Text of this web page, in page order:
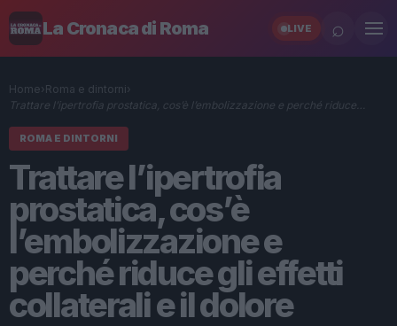
La Cronaca di Roma LIVE ⌕
Home› Roma e dintorni›
Trattare l’ipertrofia prostatica, cos’è l’embolizzazione e perché riduce…
ROMA E DINTORNI
Trattare l’ipertrofia
prostatica, cos’è
l’embolizzazione e
perché riduce gli effetti
collaterali e il dolore